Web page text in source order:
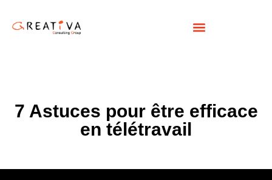
7 Astuces pour être efficace
en télétravail